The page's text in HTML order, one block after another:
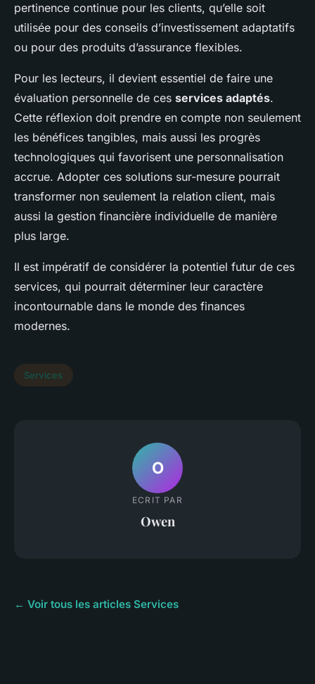
pertinence continue pour les clients, qu’elle soit
utilisée pour des conseils d’investissement adaptatifs
ou pour des produits d’assurance flexibles.
Pour les lecteurs, il devient essentiel de faire une
évaluation personnelle de ces services adaptés.
Cette réflexion doit prendre en compte non seulement
les bénéfices tangibles, mais aussi les progrès
technologiques qui favorisent une personnalisation
accrue. Adopter ces solutions sur-mesure pourrait
transformer non seulement la relation client, mais
aussi la gestion financière individuelle de manière
plus large.
Il est impératif de considérer la potentiel futur de ces
services, qui pourrait déterminer leur caractère
incontournable dans le monde des finances
modernes.
Services
O
ECRIT PAR
Owen
← Voir tous les articles Services